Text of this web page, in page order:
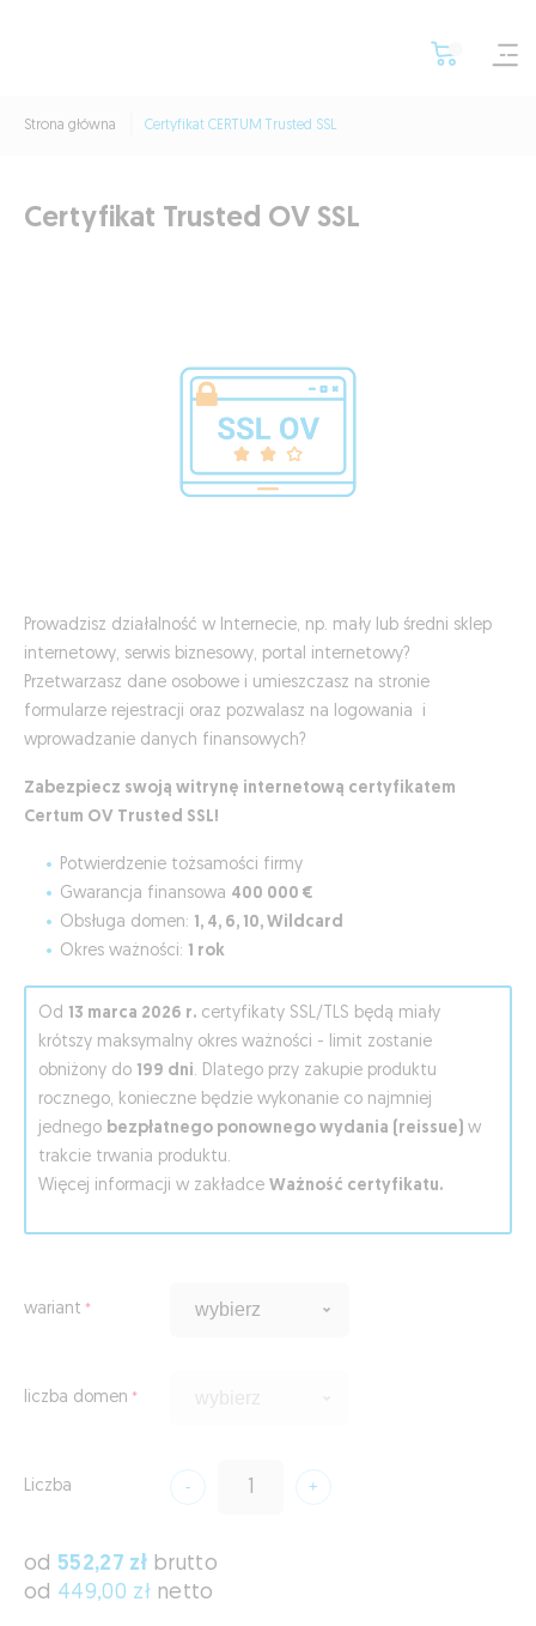
Strona główna Certyfikat CERTUM Trusted SSL
Prowadzisz działalność w Internecie, np. mały lub średni sklep
internetowy, serwis biznesowy, portal internetowy?
Przetwarzasz dane osobowe i umieszczasz na stronie
formularze rejestracji oraz pozwalasz na logowania i
wprowadzanie danych finansowych?
Zabezpiecz swoją witrynę internetową certyfikatem
Certum OV Trusted SSL!
Potwierdzenie tożsamości firmy
Gwarancja finansowa 400 000 €
Obsługa domen: 1, 4, 6, 10, Wildcard
Okres ważności: 1 rok
Od 13 marca 2026 r. certyfikaty SSL/TLS będą miały
krótszy maksymalny okres ważności - limit zostanie
obniżony do 199 dni. Dlatego przy zakupie produktu
rocznego, konieczne będzie wykonanie co najmniej
jednego bezpłatnego ponownego wydania (reissue) w
trakcie trwania produktu.
Więcej informacji w zakładce Ważność certyfikatu.
od 552,27 złbrutto
od 449,00 złnetto
Liczba
wariant
liczba domen
Certyfikat Trusted OV SSL